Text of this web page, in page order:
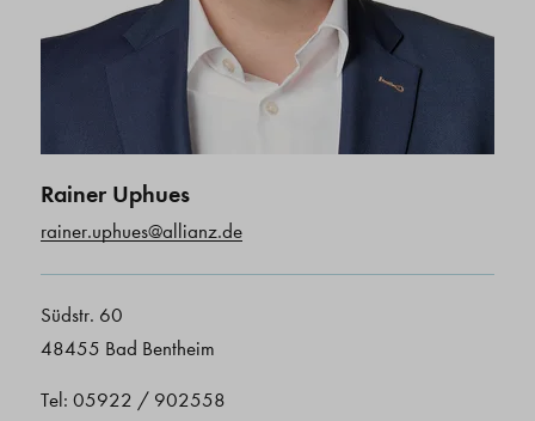
Rainer Uphues
rainer.uphues@allianz.de
Südstr. 60
48455 Bad Bentheim
Tel: 05922 / 902558